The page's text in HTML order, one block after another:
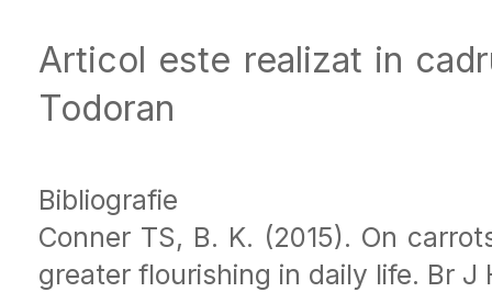
Articol este realizat in
Todoran
Bibliografie
Conner TS, B. K. (2015). On
greater flourishing in daily life. Br J